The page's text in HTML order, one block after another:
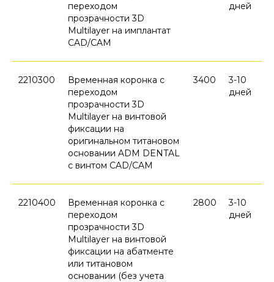
переходом
прозрачности 3D
Multilayer на имплантат
CAD/CAM
дней
2210300
Временная коронка с
переходом
прозрачности 3D
Multilayer на винтовой
фиксации на
оригинальном титановом
основании ADM DENTAL
с винтом CAD/CAM
3400
3-10
дней
2210400
Временная коронка с
переходом
прозрачности 3D
Multilayer на винтовой
фиксации на абатменте
или титановом
основании (без учета
2800
3-10
дней